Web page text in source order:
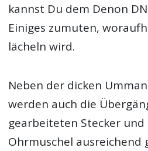
kannst Du dem Denon
Einiges zumuten,
lächeln wird.
Neben der dicken
werden auch die
gearbeiteten Stecker und
Ohrmuschel ausreichend